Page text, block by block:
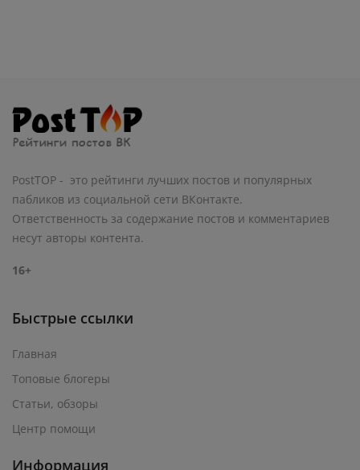
PostTOP - это рейтинги лучших постов и популярных
пабликов из социальной сети ВКонтакте.
Ответственность за содержание постов и комментариев
несут авторы контента.
16+
Быстрые ссылки
Главная
Топовые блогеры
Статьи, обзоры
Центр помощи
Информация